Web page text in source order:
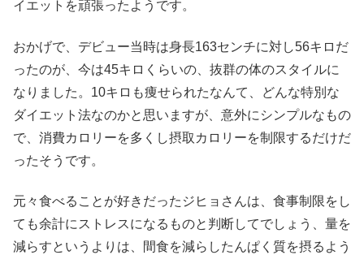
イエットを頑張ったようです。
おかげで、デビュー当時は身長163センチに対し56キロだ
ったのが、今は45キロくらいの、抜群の体のスタイルに
なりました。10キロも痩せられたなんて、どんな特別な
ダイエット法なのかと思いますが、意外にシンプルなもの
で、消費カロリーを多くし摂取カロリーを制限するだけだ
ったそうです。
元々食べることが好きだったジヒョさんは、食事制限をし
ても余計にストレスになるものと判断してでしょう、量を
減らすというよりは、間食を減らしたんぱく質を摂るよう